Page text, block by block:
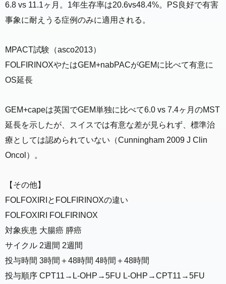
6.8 vs 11.1ヶ月。1年生存率は20.6vs48.4%。PS良好で有害
事象に耐えうる症例のみに適用される。
MPACT試験（asco2013）
FOLFIRINOXやたはGEM+nabPACがGEMに比べて有意に
OS延長
GEM+capeは英国でGEM単独に比べて6.0 vs 7.4ヶ月のMST
延長を示したが、スイスでは有意な差が見られず、標準治
療としては認められていない（Cunningham 2009 J Clin
Oncol）。
【その他】
FOLFOXIRIとFOLFIRINOXの違い
FOLFOXIRI FOLFIRINOX
対象疾患 大腸癌 膵癌
サイクル 2週間 2週間
投与時間 3時間＋48時間 4時間＋48時間
投与順序 CPT11→L-OHP→5FU L-OHP→CPT11→5FU